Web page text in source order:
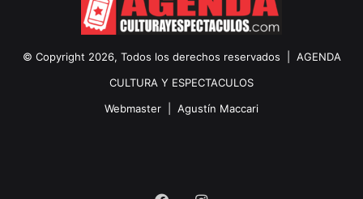
© Copyright 2026, Todos los derechos reservados | AGENDA
CULTURA Y ESPECTACULOS
Webmaster | Agustín Maccari